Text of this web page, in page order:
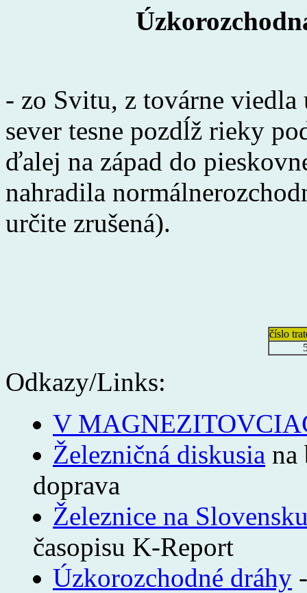
- zo Svitu, z továrne
sever tesne pozdĺž rieky
ďalej na západ do
nahradila
určite zrušená).
číslo
Odkazy/Links:
V
Železničná diskusia na
doprava
Železnice na
časopisu K-Report
Úzkorozchodné dráhy